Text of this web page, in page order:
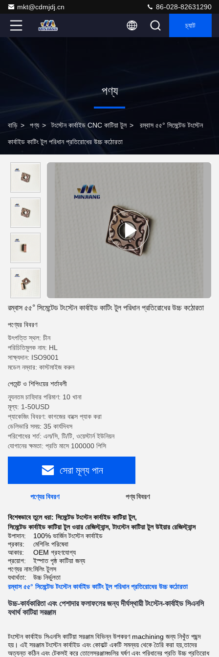
mkt@cdmjdj.cn 86-028-82631290
চ্যাট
পণ্য
বাড়ি > পণ্য > টংস্টেন কার্বাইড CNC কাটিয়া টুল > রম্বাস ৫৫° সিমেন্টেড টংস্টেন
কার্বাইড কাটিং টুল পরিধান প্রতিরোধের উচ্চ কঠোরতা
রম্বাস ৫৫° সিমেন্টেড টংস্টেন কার্বাইড কাটিং টুল পরিধান প্রতিরোধের উচ্চ কঠোরতা
পণ্যের বিবরণ
উৎপত্তি স্থল: চীন
পরিচিতিমুলক নাম: HL
সাক্ষ্যদান: ISO9001
মডেল নম্বার: কাস্টমাইজ করুন
পেমেন্ট ও শিপিংয়ের শর্তাবলী
ন্যূনতম চাহিদার পরিমাণ: 10 খানা
মূল্য: 1-50USD
প্যাকেজিং বিবরণ: কাগজের বাক্সে প্যাক করা
ডেলিভারি সময়: 35 কার্যদিবস
পরিশোধের শর্ত: এল/সি, টি/টি, ওয়েস্টার্ন ইউনিয়ন
যোগানের ক্ষমতা: প্রতি মাসে 100000 পিসি
সেরা মূল্য পান
পণ্যের বিবরণ পণ্য বিবরণ
বিশেষভাবে তুলে ধরা: সিমেন্টেড টংস্টেন কার্বাইড কাটিয়া টুল,
সিমেন্টেড কার্বাইড কাটিয়া টুল ওয়ার রেজিস্ট্যান্স,টাংস্টেন কাটিয়া টুল উইয়ার রেজিস্ট্যান্স
উপাদান:
100% ভার্জিন টংস্টেন কার্বাইড
প্রকার:
মেশিনিং পরিষেবা
আকার:
OEM গ্রহণযোগ্য
প্রয়োগ:
ইস্পাত পৃষ্ঠ কাটিয়া জন্য
পণ্যের নাম:মিলিং টুলস
যথার্থতা:
উচ্চ নির্ভুলতা
রম্বাস ৫৫° সিমেন্টেড টংস্টেন কার্বাইড কাটিং টুল পরিধান প্রতিরোধের উচ্চ কঠোরতা
উচ্চ-কার্যকারিতা এবং পেশাদার ফলাফলের জন্য দীর্ঘস্থায়ী টংস্টেন-কার্বাইড সিএনসি
যথার্থ কাটিয়া সরঞ্জাম
টংস্টেন কার্বাইড সিএনসি কাটিয়া সরঞ্জাম বিভিন্ন উপকরণ machining জন্য নিখুঁত পছন্দ
হয়। এই সরঞ্জাম টংস্টেন কার্বাইড এবং কোবাল্ট একটি সমন্বয় থেকে তৈরি করা হয়,তাদের
অত্যন্ত কঠিন এবং টেকসই করে তোলেসরঞ্জামগুলির ঘর্ষণ এবং পরিধানের প্রতি উচ্চ প্রতিরোধ